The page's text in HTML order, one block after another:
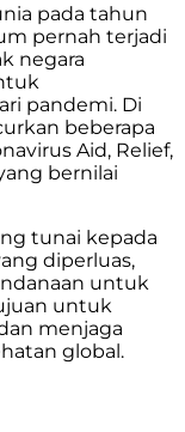
pada tahun
pernah terjadi
negara
pandemi. Di
beberapa
Aid, Relief,
bernilai
tunai kepada
diperluas,
untuk
untuk
menjaga
global.